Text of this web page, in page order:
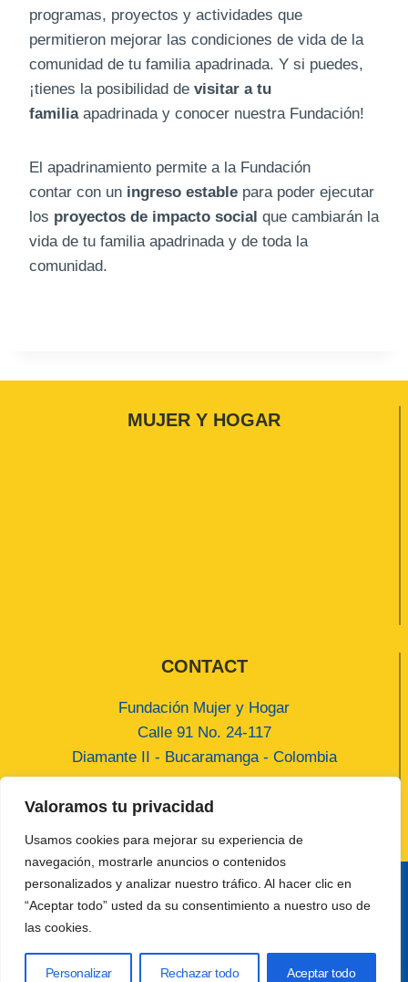
Valoramos tu privacidad
Usamos cookies para mejorar su experiencia de
navegación, mostrarle anuncios o contenidos
personalizados y analizar nuestro tráfico. Al hacer clic en
“Aceptar todo” usted da su consentimiento a nuestro uso de
las cookies.
Personalizar Rechazar todo Aceptar todo
programas, proyectos y actividades que
permitieron mejorar las condiciones de vida de la
comunidad de tu familia apadrinada. Y si puedes,
¡tienes la posibilidad de visitar a tu
familia apadrinada y conocer nuestra Fundación!
El apadrinamiento permite a la Fundación
contar con un ingreso estable para poder ejecutar
los proyectos de impacto social que cambiarán la
vida de tu familia apadrinada y de toda la
comunidad.
MUJER Y HOGAR
CONTACT
Fundación Mujer y Hogar
Calle 91 No. 24-117
Diamante II - Bucaramanga - Colombia
contact@fundacionmujeryhogar.org
(+57) 318 3381508
© 2026 Fundación Mujer y Hogar Developed by